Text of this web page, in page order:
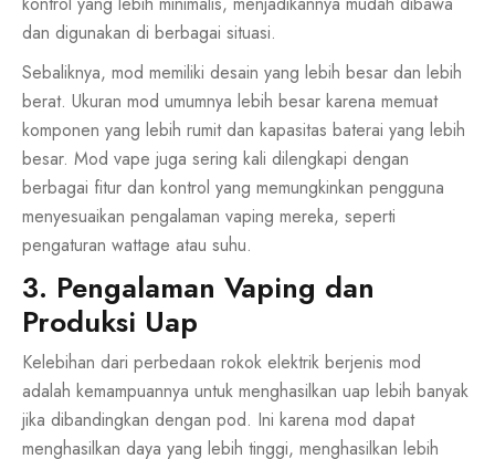
dan digunakan di berbagai situasi.
Sebaliknya, mod memiliki desain yang lebih besar dan lebih
berat. Ukuran mod umumnya lebih besar karena memuat
komponen yang lebih rumit dan kapasitas baterai yang lebih
besar. Mod vape juga sering kali dilengkapi dengan
berbagai fitur dan kontrol yang memungkinkan pengguna
menyesuaikan pengalaman vaping mereka, seperti
pengaturan wattage atau suhu.
3. Pengalaman Vaping dan
Produksi Uap
Kelebihan dari perbedaan rokok elektrik berjenis mod
adalah kemampuannya untuk menghasilkan uap lebih banyak
jika dibandingkan dengan pod. Ini karena mod dapat
menghasilkan daya yang lebih tinggi, menghasilkan lebih